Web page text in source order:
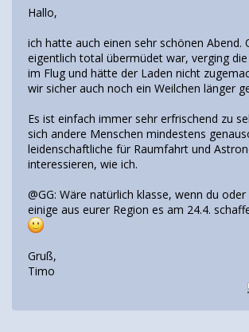
Hallo,
ich hatte auch einen sehr schönen Abend.
eigentlich total übermüdet war, verging
im Flug und hätte der Laden nicht
wir sicher auch noch ein Weilchen länger
Es ist einfach immer sehr erfrischend zu
sich andere Menschen mindestens
leidenschaftliche für Raumfahrt und
interessieren, wie ich.
@GG: Wäre natürlich klasse, wenn du
einige aus eurer Region es am 24.4.
Gruß,
Timo